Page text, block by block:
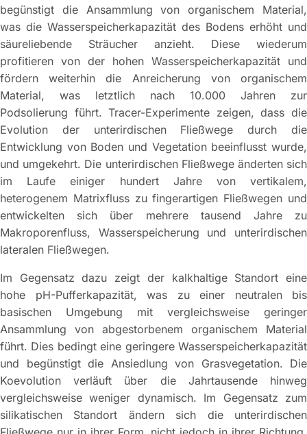
begünstigt die Ansammlung von organischem Material,
was die Wasserspeicherkapazität des Bodens erhöht und
säureliebende Sträucher anzieht. Diese wiederum
profitieren von der hohen Wasserspeicherkapazität und
fördern weiterhin die Anreicherung von organischem
Material, was letztlich nach 10.000 Jahren zur
Podsolierung führt. Tracer-Experimente zeigen, dass die
Evolution der unterirdischen Fließwege durch die
Entwicklung von Boden und Vegetation beeinflusst wurde,
und umgekehrt. Die unterirdischen Fließwege änderten sich
im Laufe einiger hundert Jahre von vertikalem,
heterogenem Matrixfluss zu fingerartigen Fließwegen und
entwickelten sich über mehrere tausend Jahre zu
Makroporenfluss, Wasserspeicherung und unterirdischen
lateralen Fließwegen.
Im Gegensatz dazu zeigt der kalkhaltige Standort eine
hohe pH-Pufferkapazität, was zu einer neutralen bis
basischen Umgebung mit vergleichsweise geringer
Ansammlung von abgestorbenem organischem Material
führt. Dies bedingt eine geringere Wasserspeicherkapazität
und begünstigt die Ansiedlung von Grasvegetation. Die
Koevolution verläuft über die Jahrtausende hinweg
vergleichsweise weniger dynamisch. Im Gegensatz zum
silikatischen Standort ändern sich die unterirdischen